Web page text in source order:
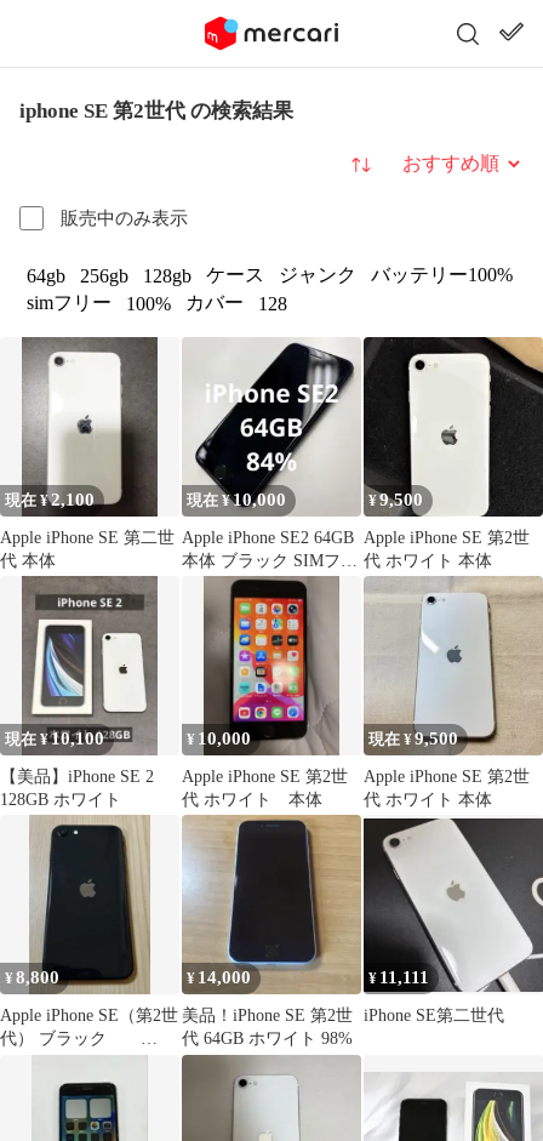
iphone SE 第2世代 の検索結果
販売中のみ表示
並び替え
64gb 256gb 128gb ケース ジャンク
バッテリー100%
simフリー
100% カバー 128
現在 ¥2,100
Apple iPhone SE 第二世
代 本体
現在 ¥10,000
Apple iPhone SE2 64GB
本体 ブラック SIMフリ
¥9,500
Apple iPhone SE 第2世
代 ホワイト 本体
現在 ¥10,100
【美品】iPhone SE 2
128GB ホワイト
¥ 10,000
Apple iPhone SE 第2世
代 ホワイト 本体
現在 ¥9,500
Apple iPhone SE 第2世
代 ホワイト 本体
¥8,800
Apple iPhone SE（第2世
代） ブラック
¥ 14,000
美品！iPhone SE 第2世
代 64GB ホワイト 98%
¥ 11,111
iPhone SE第二世代